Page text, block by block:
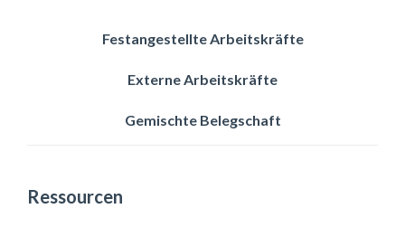
Festangestellte Arbeitskräfte
Externe Arbeitskräfte
Gemischte Belegschaft
Ressourcen